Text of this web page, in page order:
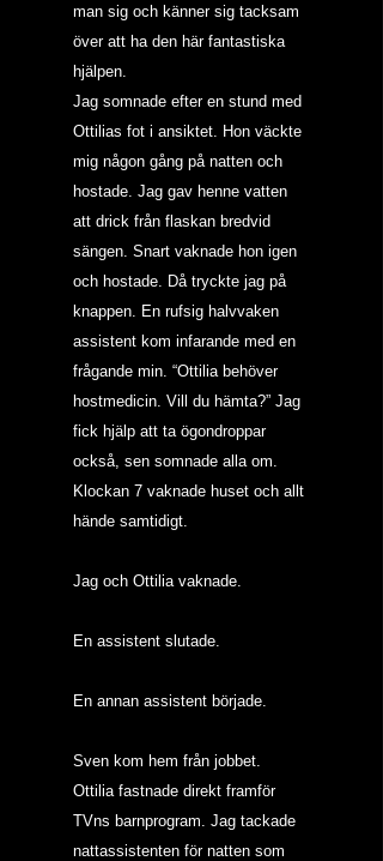
man sig och känner sig tacksam
över att ha den här fantastiska
hjälpen.
Jag somnade efter en stund med
Ottilias fot i ansiktet. Hon väckte
mig någon gång på natten och
hostade. Jag gav henne vatten
att drick från flaskan bredvid
sängen. Snart vaknade hon igen
och hostade. Då tryckte jag på
knappen. En rufsig halvvaken
assistent kom infarande med en
frågande min. “Ottilia behöver
hostmedicin. Vill du hämta?” Jag
fick hjälp att ta ögondroppar
också, sen somnade alla om.
Klockan 7 vaknade huset och allt
hände samtidigt.
Jag och Ottilia vaknade.
En assistent slutade.
En annan assistent började.
Sven kom hem från jobbet.
Ottilia fastnade direkt framför
TVns barnprogram. Jag tackade
nattassistenten för natten som